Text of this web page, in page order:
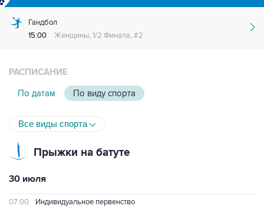
Гандбол
15:00
Женщины, 1/2 Финала, #2
РАСПИСАНИЕ
По датам По виду спорта
Все виды спорта
Прыжки на батуте
30 июля
07:00
Индивидуальное первенство